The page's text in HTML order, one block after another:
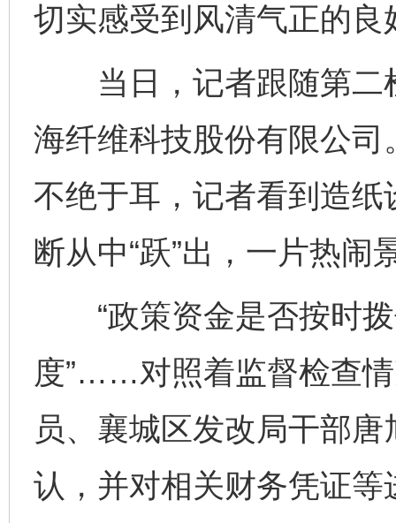
切实感受到风清气正的良
当日，记者跟随第二
海纤维科技股份有限公
不绝于耳，记者看到造
断从中“跃”出，一片热闹
“政策资金是否按时拨
度”……对照着监督检查
员、襄城区发改局干部
认，并对相关财务凭证